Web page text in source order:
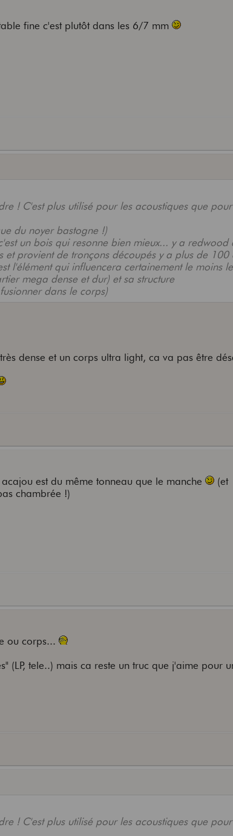
fine c'est plutôt dans les 6/7 mm
! C'est plus utilisé pour les acoustiques que
du noyer bastogne !)
un bois qui resonne bien mieux... y a redwood
provient de tronçons découpés y a plus de
l'élément qui influencera certainement le moins
mega dense et dur) et sa structure
dans le corps)
dense et un corps ultra light, ca va pas être
est du même tonneau que le manche
(et
chambrée !)
ou corps...
(LP, tele..) mais ca reste un truc que j'aime pour
! C'est plus utilisé pour les acoustiques que